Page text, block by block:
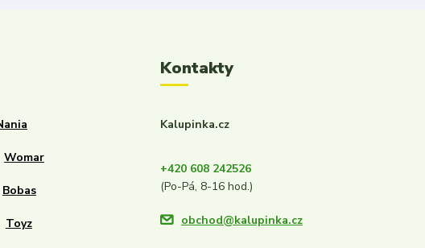
Womar
Bobas
Toyz
Kontakty
Kalupinka.cz
+420 608 242526
(Po-Pá, 8-16 hod.)
obchod@kalupinka.cz